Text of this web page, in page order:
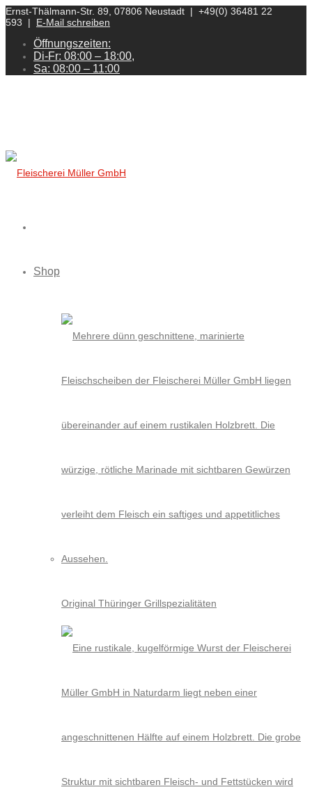
Ernst-Thälmann-Str. 89, 07806 Neustadt | +49(0) 36481 22
593 | E-Mail schreiben
Öffnungszeiten:
Di-Fr: 08:00 – 18:00,
Sa: 08:00 – 11:00
Shop
Original Thüringer Grillspezialitäten